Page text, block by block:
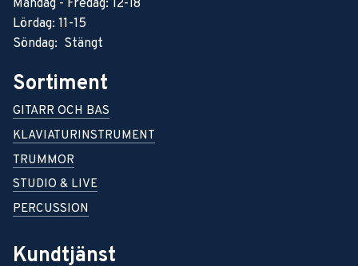
Måndag - Fredag: 12-18
Lördag: 11-15
Söndag: Stängt
Sortiment
GITARR OCH BAS
KLAVIATURINSTRUMENT
TRUMMOR
STUDIO & LIVE
PERCUSSION
Kundtjänst